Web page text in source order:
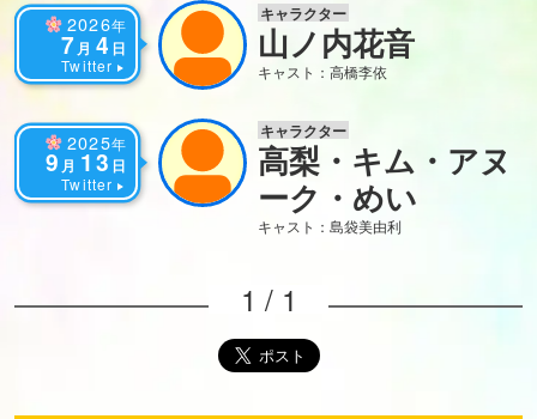
2026年
7月 4 日
Twitter
キャラクター
山ノ内花音
キャスト：高橋李依
2025年
9 月 13 日
Twitter
キャラクター
高梨・キム・アヌ
ーク・めい
キャスト：島袋美由利
1 / 1